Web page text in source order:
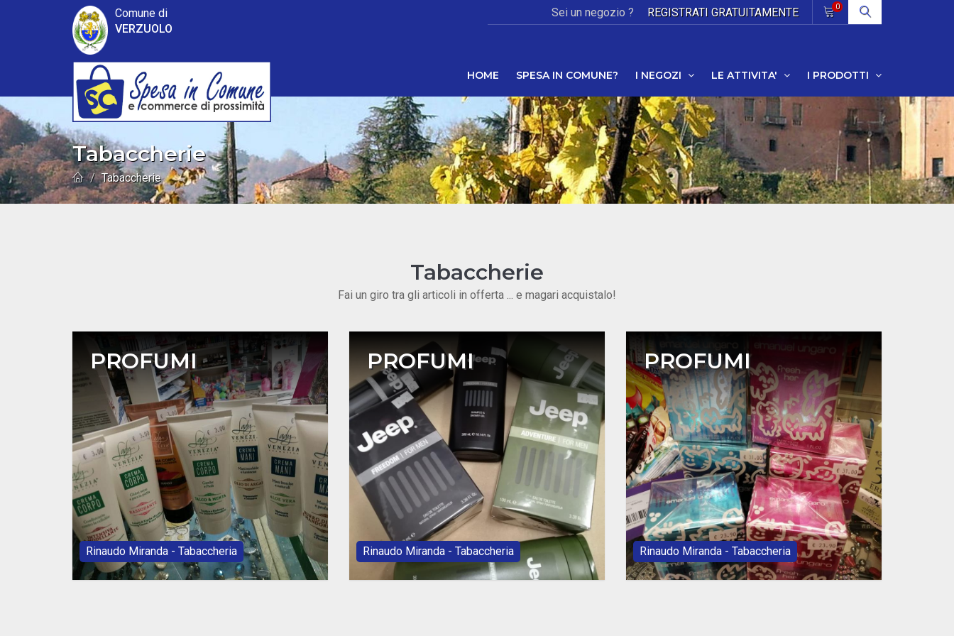
Comune di
VERZUOLO
Sei un negozio ? REGISTRATI GRATUITAMENTE 0
HOME SPESA IN COMUNE? I NEGOZI LE ATTIVITA' I PRODOTTI
Tabaccherie
Tabaccherie
Tabaccherie
Fai un giro tra gli articoli in offerta ... e magari acquistalo!
Rinaudo Miranda - Tabaccheria
PROFUMI
Rinaudo Miranda - Tabaccheria
PROFUMI
Rinaudo Miranda - Tabaccheria
PROFUMI